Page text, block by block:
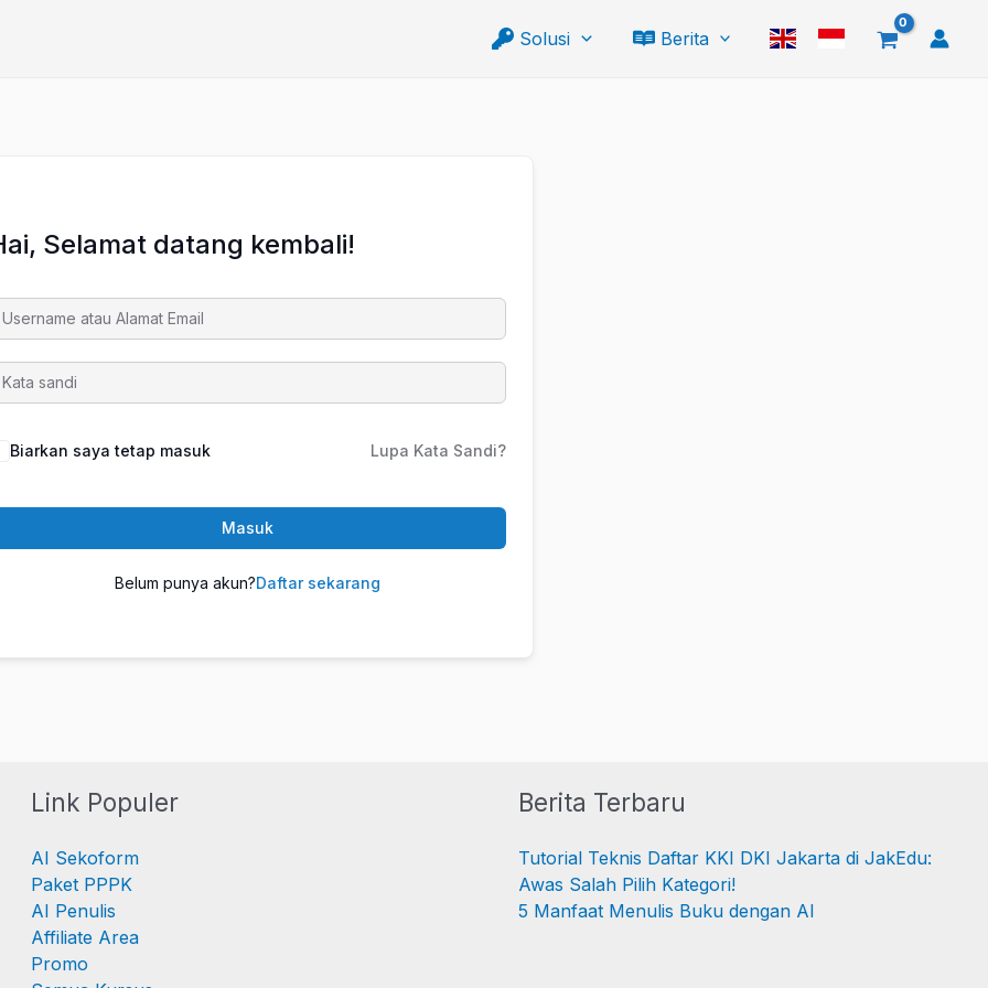
Solusi
Berita
Selamat datang kembali!
Biarkan saya tetap masuk Lupa Kata Sandi?
Masuk
Belum punya akun?Daftar sekarang
Link Populer
AI Sekoform
Paket PPPK
AI Penulis
Affiliate Area
Promo
Berita Terbaru
Tutorial Teknis Daftar KKI DKI Jakarta di JakEdu:
Awas Salah Pilih Kategori!
5 Manfaat Menulis Buku dengan AI